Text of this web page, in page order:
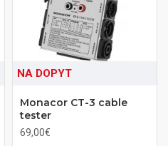
NA DOPYT
Monacor CT-3 cable
tester
69,00€